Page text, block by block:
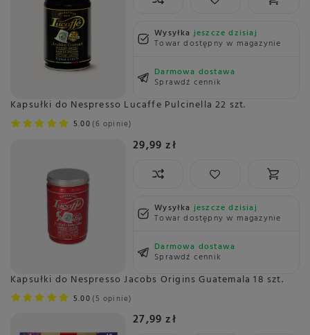
Wysyłkajeszcze dzisiaj
Towar dostępny w magazynie
Darmowa dostawa
Sprawdź cennik
Kapsułki do Nespresso Lucaffe Pulcinella 22 szt.
5.00 6 opinie
29,99 zł
Wysyłkajeszcze dzisiaj
Towar dostępny w magazynie
Darmowa dostawa
Sprawdź cennik
Kapsułki do Nespresso Jacobs Origins Guatemala 18 szt.
5.00 5 opinie
27,99 zł